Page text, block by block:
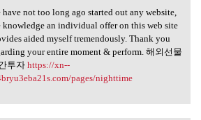
not too long ago
have not too long ago started out any website,
knowledge an individual offer on this web site
aided myself tremendously. Thank you
your entire moment & perform. 해외선물
투자 https://xn--
pages/nighttime